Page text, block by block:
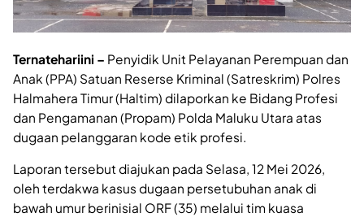
Ternatehariini – Penyidik Unit Pelayanan Perempuan dan
Anak (PPA) Satuan Reserse Kriminal (Satreskrim) Polres
Halmahera Timur (Haltim) dilaporkan ke Bidang Profesi
dan Pengamanan (Propam) Polda Maluku Utara atas
dugaan pelanggaran kode etik profesi.
Laporan tersebut diajukan pada Selasa, 12 Mei 2026,
oleh terdakwa kasus dugaan persetubuhan anak di
bawah umur berinisial ORF (35) melalui tim kuasa